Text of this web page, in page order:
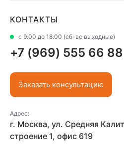
КОНТАКТЫ
с 9:00 до 18:00 (сб-вс выходные)
+7 (969) 555 66 88
Заказать консультацию
Адрес:
г. Москва, ул. Средняя
строение 1, офис 619